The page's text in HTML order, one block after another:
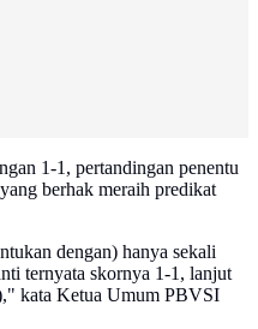
1-1, pertandingan penentu
berhak meraih predikat
dengan) hanya sekali
ternyata skornya 1-1, lanjut
kata Ketua Umum PBVSI